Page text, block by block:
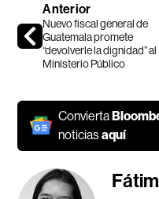
Anterior
Nuevo fiscal general de
Guatemala promete
“devolverle la dignidad” al
Ministerio Público
Convierta
noticiasaquí